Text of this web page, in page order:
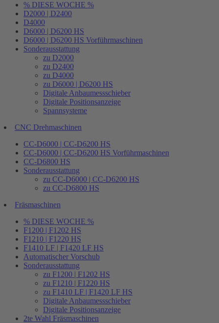
% DIESE WOCHE %
D2000 | D2400
D4000
D6000 | D6200 HS
D6000 | D6200 HS Vorführmaschinen
Sonderausstattung
zu D2000
zu D2400
zu D4000
zu D6000 | D6200 HS
Digitale Anbaumessschieber
Digitale Positionsanzeige
Spannsysteme
CNC Drehmaschinen
CC-D6000 | CC-D6200 HS
CC-D6000 | CC-D6200 HS Vorführmaschinen
CC-D6800 HS
Sonderausstattung
zu CC-D6000 | CC-D6200 HS
zu CC-D6800 HS
Fräsmaschinen
% DIESE WOCHE %
F1200 | F1202 HS
F1210 | F1220 HS
F1410 LF | F1420 LF HS
Automatischer Vorschub
Sonderausstattung
zu F1200 | F1202 HS
zu F1210 | F1220 HS
zu F1410 LF | F1420 LF HS
Digitale Anbaumessschieber
Digitale Positionsanzeige
2te Wahl Fräsmaschinen